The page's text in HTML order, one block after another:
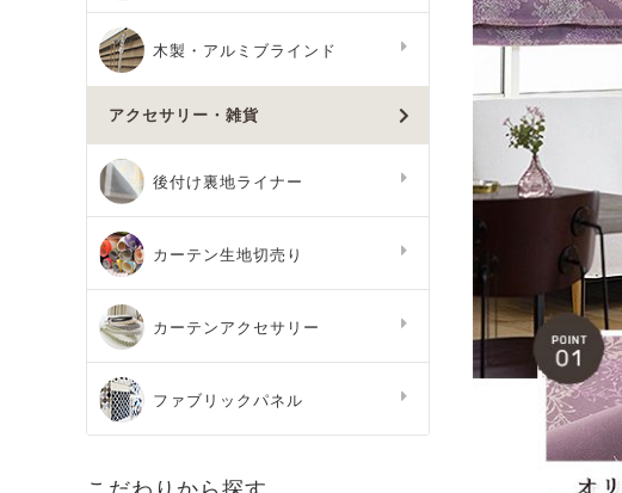
木製・アルミブラインド
アクセサリー・雑貨
後付け裏地ライナー
カーテン生地切売り
カーテンアクセサリー
ファブリックパネル